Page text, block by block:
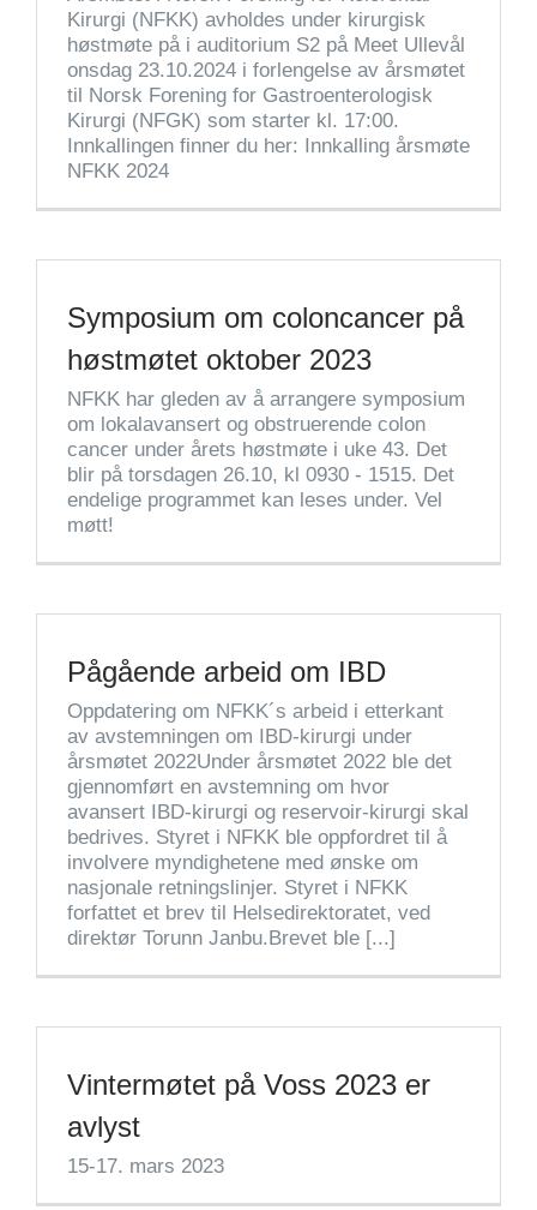
Kirurgi (NFKK) avholdes under kirurgisk
høstmøte på i auditorium S2 på Meet Ullevål
onsdag 23.10.2024 i forlengelse av årsmøtet
til Norsk Forening for Gastroenterologisk
Kirurgi (NFGK) som starter kl. 17:00.
Innkallingen finner du her: Innkalling årsmøte
NFKK 2024
Symposium om coloncancer på
høstmøtet oktober 2023
NFKK har gleden av å arrangere symposium
om lokalavansert og obstruerende colon
cancer under årets høstmøte i uke 43. Det
blir på torsdagen 26.10, kl 0930 - 1515. Det
endelige programmet kan leses under. Vel
møtt!
Pågående arbeid om IBD
Oppdatering om NFKK´s arbeid i etterkant
av avstemningen om IBD-kirurgi under
årsmøtet 2022Under årsmøtet 2022 ble det
gjennomført en avstemning om hvor
avansert IBD-kirurgi og reservoir-kirurgi skal
bedrives. Styret i NFKK ble oppfordret til å
involvere myndighetene med ønske om
nasjonale retningslinjer. Styret i NFKK
forfattet et brev til Helsedirektoratet, ved
direktør Torunn Janbu.Brevet ble [...]
Vintermøtet på Voss 2023 er
avlyst
15-17. mars 2023